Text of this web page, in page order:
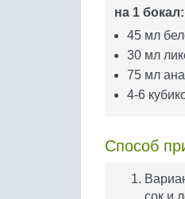
на 1 бокал:
45 мл
30 мл
75 мл
4-6
Способ
сок и